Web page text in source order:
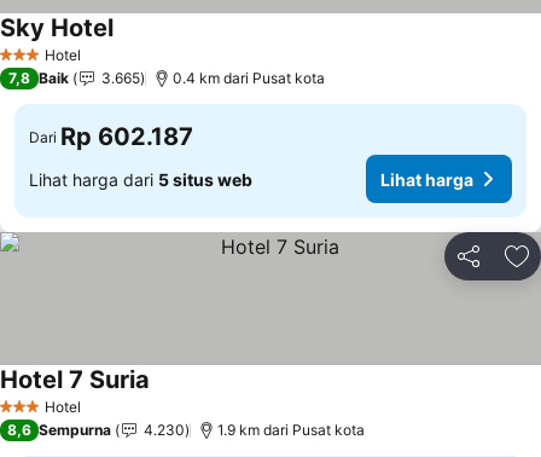
3 BintangHotel
Sky HotelLihat harga
7,8 Baik 3.665 0.4 km dari Pusat kota
Dari Rp 602.187
Lihat harga dari 5 situs web Lihat harga
Bagikan
3 BintangHotel
Hotel 7 Suria
8,6 Sempurna 4.230 1.9 km dari Pusat kota